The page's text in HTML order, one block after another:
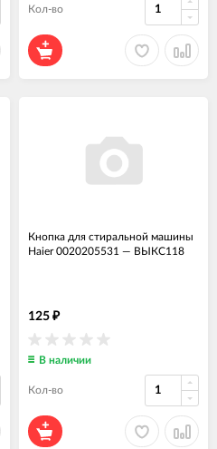
Кол-во
Кнопка для стиральной машины
Haier 0020205531 — ВЫКС118
125 ₽
В наличии
Кол-во